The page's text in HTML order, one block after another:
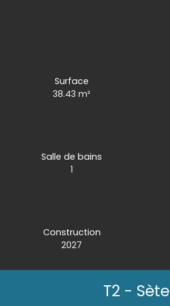
Surface
38.43m²
Salle de bains
1
Construction
2027
T2 - Sète